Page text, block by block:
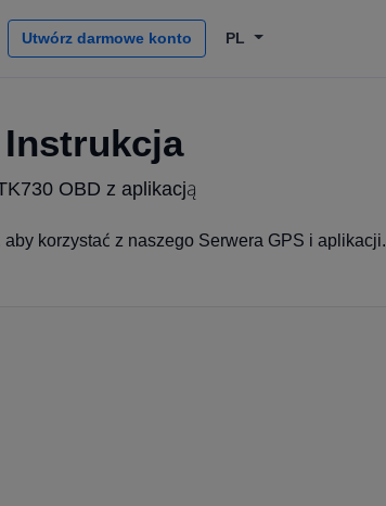
Utwórz darmowe konto PL
Instrukcja
OBD z aplikacją
korzystać z naszego Serwera GPS i aplikacji.